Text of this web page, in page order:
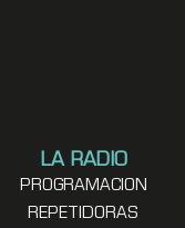
LA RADIO
PROGRAMACION
REPETIDORAS